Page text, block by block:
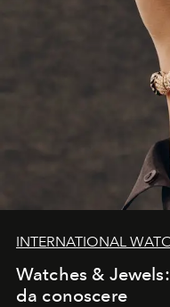
INTERNATIONAL
Watches &
da conoscere